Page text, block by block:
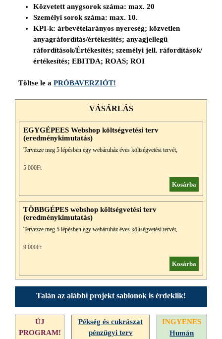
Közvetett anygsorok száma: max. 20
Személyi sorok száma: max. 10.
KPI-k: árbevételarányos nyereség; közvetlen
anyagráfordítás/értékesítés; anyagjellegű
ráfordítások/Értékesítés; személyi jell. ráfordítások/
értékesítés; EBITDA; ROAS; ROI
Töltse le aPRÓBAVERZIÓT!
VÁSÁRLÁS
EGYGÉPEES Webshop költségvetési terv
(eredménykimutatás)
Tervezze meg 5 lépésben egy webáruház éves költségvetési tervét,
5 000Ft
Kosárba
TÖBBGÉPES webshop költségvetési terv
(eredménykimutatás)
Tervezze meg 5 lépésben egy webáruház éves költségvetési tervét,
9 000Ft
Kosárba
Talán az alábbi projekt sablonok is érdeklik!
Pékség és cukrászat
pénzügyi terv
INGYENES
Humán
ÚJ
PROGRAM!